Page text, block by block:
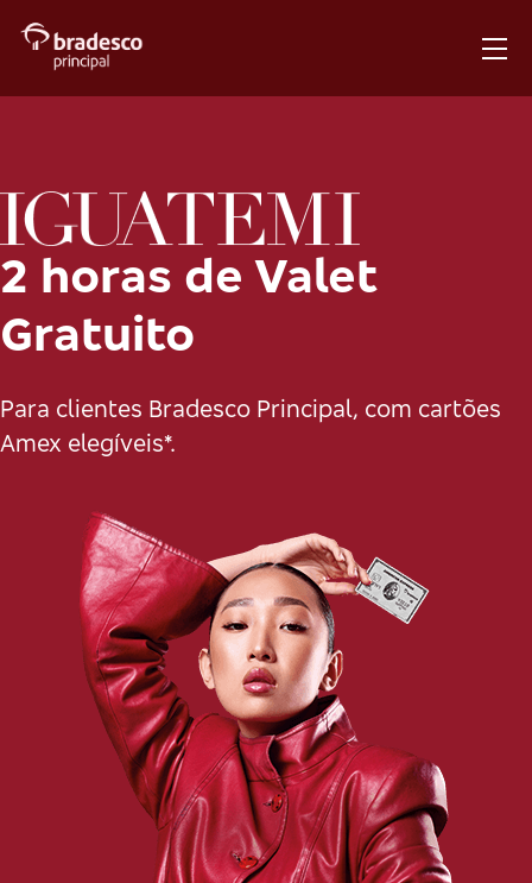
2 horas de Valet
Gratuito
Para clientes Bradesco Principal, com cartões
Amex elegíveis*.